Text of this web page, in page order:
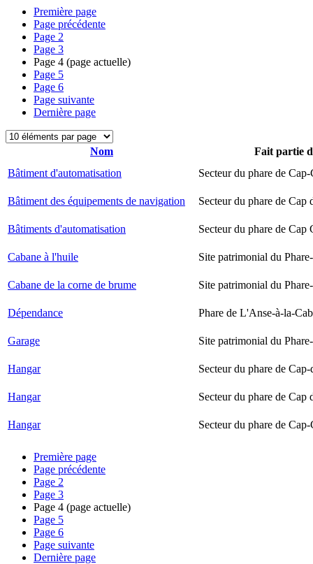
Première page
Page précédente
Page 2
Page 3
Page 4 (page actuelle)
Page 5
Page 6
Page suivante
Dernière page
Nom
Fait partie
Bâtiment d'automatisation
Secteur du phare de Cap-
Bâtiment des équipements de navigation Secteur du phare de Cap
Bâtiments d'automatisation Secteur du phare de Cap
Cabane à l'huile Site patrimonial du
Cabane de la corne de brume Site patrimonial du
Dépendance Phare de L'Anse-à-la-
Garage Site patrimonial du
Hangar Secteur du phare de Cap-
Hangar Secteur du phare de Cap
Hangar Secteur du phare de Cap-
Première page
Page précédente
Page 2
Page 3
Page 4 (page actuelle)
Page 5
Page 6
Page suivante
Dernière page